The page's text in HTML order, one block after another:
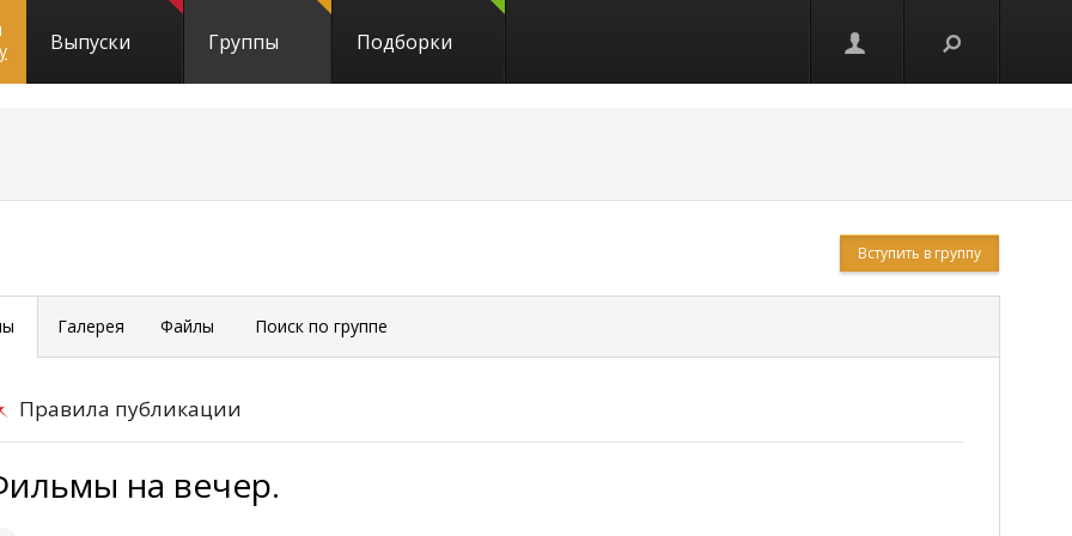
Выпуски Группы Подборки
Вступить в группу
Галерея Файлы Поиск по группе
Правила публикации
на вечер.